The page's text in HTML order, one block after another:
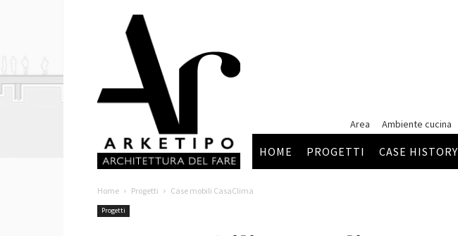
Arketipo
Area
Ambiente cucina
HOME PROGETTI CASE HISTORY
Home Progetti Case mobili CasaClima
Progetti